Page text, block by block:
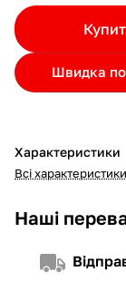
Швидка
Характеристики
Всі характеристики
Наші
Якщо ліміт
потрібно
4. Мати
та Першого